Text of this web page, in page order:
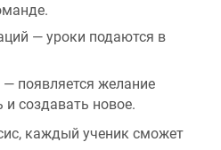
— уроки подаются в
появляется желание
и создавать новое.
каждый ученик сможет